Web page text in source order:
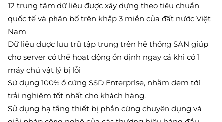
12 trung tâm dữ liệu được xây dựng theo tiêu chuẩn
quốc tế và phân bố trên khắp 3 miền của đất nước Việt
Nam
Dữ liệu được lưu trữ tập trung trên hệ thống SAN giúp
cho server có thể hoạt động ổn định ngay cả khi có 1
máy chủ vật lý bị lỗi
Sử dụng 100% ổ cứng SSD Enterprise, nhằm đem tới
trải nghiệm tốt nhất cho khách hàng.
Sử dụng hạ tầng thiết bị phần cứng chuyên dụng và